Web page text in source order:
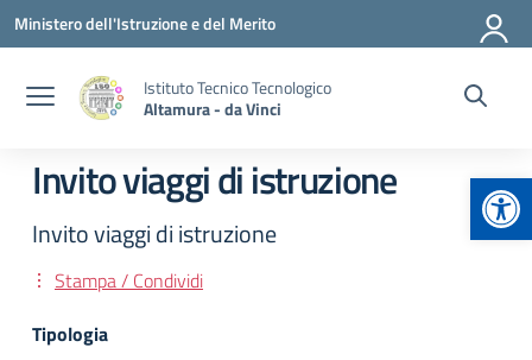
Vai ai contenuti
Vai al menu di navigazione
Vai al footer
Ministero dell'Istruzione e del Merito
Istituto Tecnico Tecnologico
Altamura - da Vinci
Invito viaggi di istruzione
Invito viaggi di istruzione
Stampa / Condividi
Tipologia